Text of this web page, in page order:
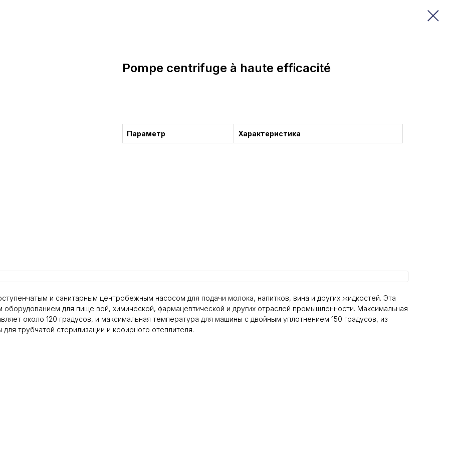
Pompe centrifuge à haute efficacité
Параметр Характеристика
и санитарным центробежным насосом для подачи молока, напитков, вина и других жидкостей. Эта
для пище вой, химической, фармацевтической и других отраслей промышленности. Максимальная
около 120 градусов, и максимальная температура для машины с двойным уплотнением 150 градусов, из
трубчатой стерилизации и кефирного отеплителя.